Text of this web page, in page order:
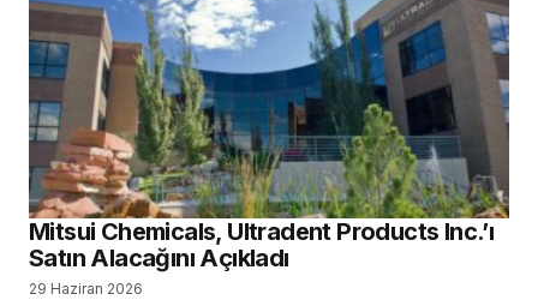
Konuşuldu
Yeni Nesil Probiyotik Teknolojisi ile Prowill 3D
Diş Hekimliği Tercih Edecekler için Kontenjanlar Belli
Oldu
Dental İmplant Pazarının, 2034 Yılına Kadar 14,43
Milyar Dolara Ulaşması Bekleniyor